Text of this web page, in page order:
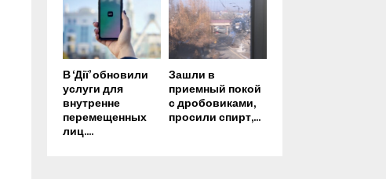
В ‘Дії’ обновили
услуги для
внутренне
перемещенных
лиц....
Зашли в
приемный покой
с дробовиками,
просили спирт,...